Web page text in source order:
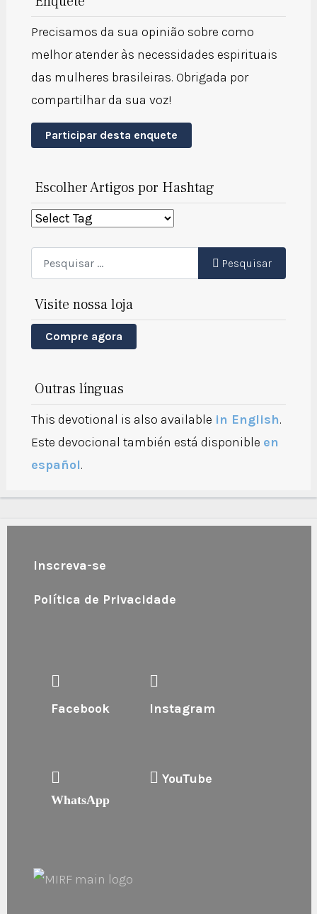
Precisamos da sua opinião sobre como
melhor atender às necessidades espirituais
das mulheres brasileiras. Obrigada por
compartilhar da sua voz!
Participar desta enquete
Escolher Artigos por Hashtag
Pesquisar Pesquisar
Visite nossa loja
Compre agora
Outras línguas
This devotional is also available in English.
Este devocional también está disponible en
español.
Inscreva-se
Política de Privacidade
Facebook Instagram
WhatsApp
YouTube